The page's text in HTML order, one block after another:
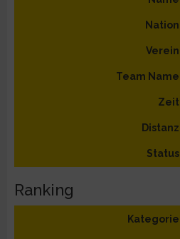
Nation
Verein
Team Name
Zeit
Distanz
Status
Ranking
Kategorie